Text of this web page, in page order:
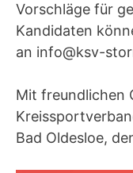
Vorschläge für
Kandidaten
an info@ksv-
Mit freundlichen
Bad Oldesloe,